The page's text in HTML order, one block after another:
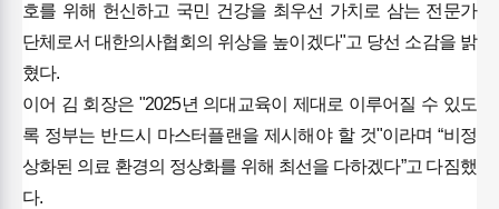
호를 위해 헌신하고 국민 건강을 최우선 가치로 삼는 전문가
단체로서 대한의사협회의 위상을 높이겠다"고 당선 소감을 밝
혔다.
이어 김 회장은 "2025년 의대교육이 제대로 이루어질 수 있도
록 정부는 반드시 마스터플랜을 제시해야 할 것"이라며 “비정
상화된 의료 환경의 정상화를 위해 최선을 다하겠다”고 다짐했
다.